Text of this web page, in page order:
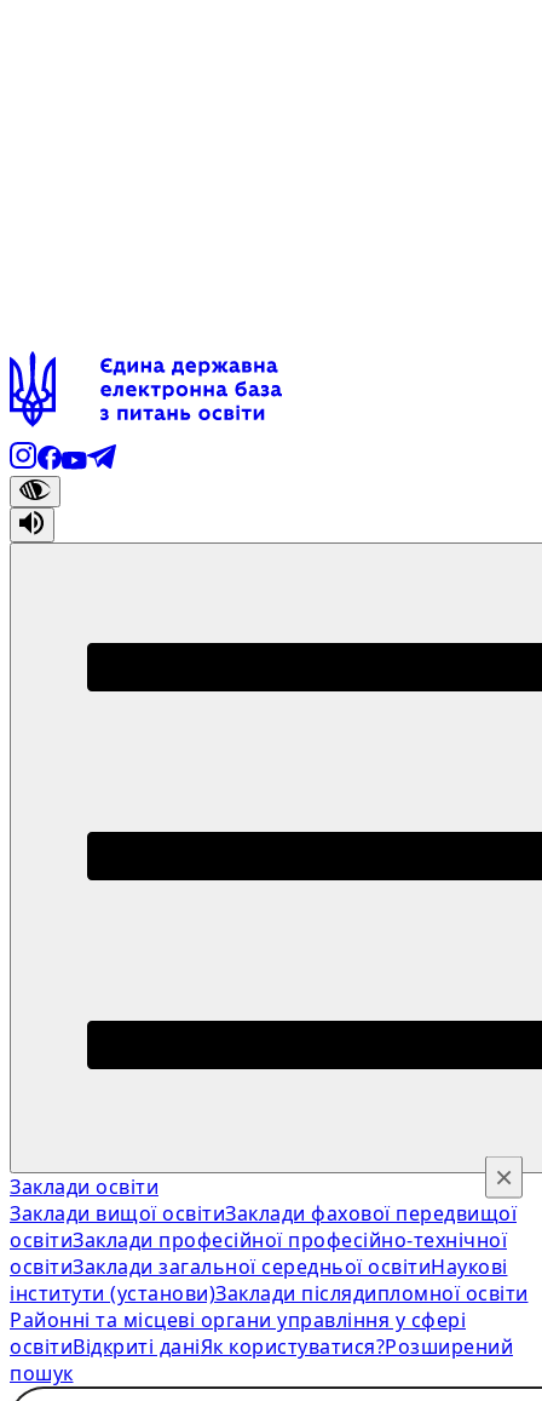
Заклади освіти
Заклади вищої освітиЗаклади фахової передвищої
освітиЗаклади професійної професійно-технічної
освітиЗаклади загальної середньої освітиНаукові
інститути (установи)Заклади післядипломної освіти
Районні та місцеві органи управління у сфері
освітиВідкриті даніЯк користуватися?Розширений
пошук
×